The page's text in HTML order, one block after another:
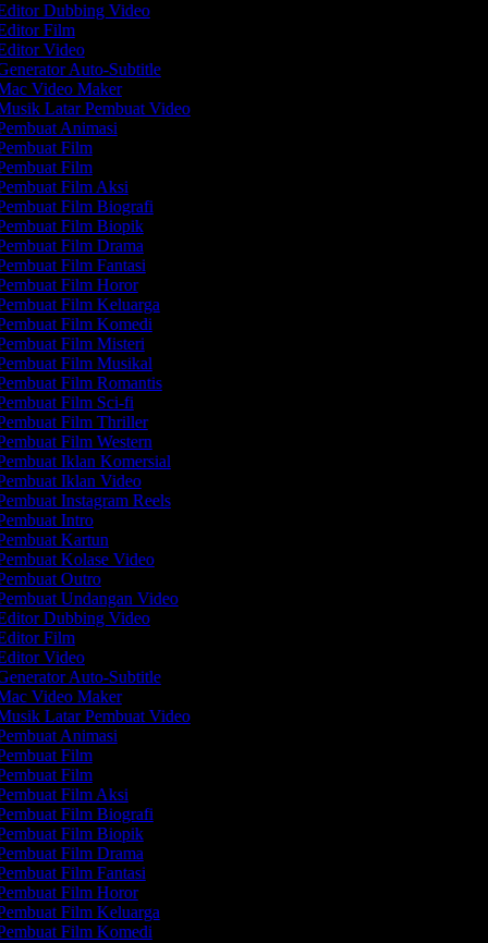
Dubbing Video
Film
Video
Auto-Subtitle
Video Maker
Latar Pembuat Video
Animasi
Film
Film
Film Aksi
Film Biografi
Film Biopik
Film Drama
Film Fantasi
Film Horor
Film Keluarga
Film Komedi
Film Misteri
Film Musikal
Film Romantis
Film Sci-fi
Film Thriller
Film Western
Iklan Komersial
Iklan Video
Instagram Reels
Intro
Kartun
Kolase Video
Outro
Undangan Video
Dubbing Video
Film
Video
Auto-Subtitle
Video Maker
Latar Pembuat Video
Animasi
Film
Film
Film Aksi
Film Biografi
Film Biopik
Film Drama
Film Fantasi
Film Horor
Film Keluarga
Film Komedi